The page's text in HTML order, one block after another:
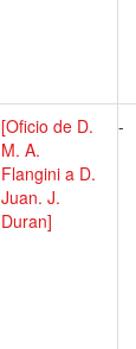
[Oficio de D.
M. A.
Flangini a D.
Juan. J.
Duran]
-